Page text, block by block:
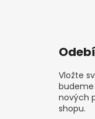
Vložte
nových
shopu.